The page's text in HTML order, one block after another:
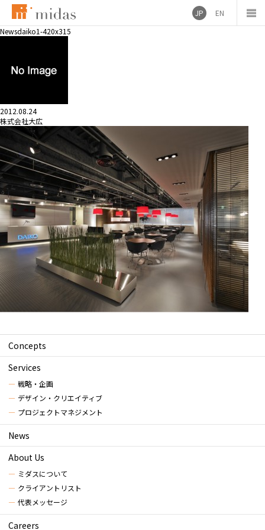
JP
EN
Newsdaiko1-420x315
2012.08.24
株式会社大広
Concepts
Services
戦略・企画
デザイン・クリエイティブ
プロジェクトマネジメント
News
About Us
ミダスについて
クライアントリスト
代表メッセージ
Careers